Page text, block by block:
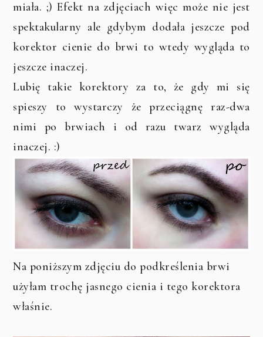
miała. ;) Efekt na zdjęciach więc może nie jest
spektakularny ale gdybym dodała jeszcze pod
korektor cienie do brwi to wtedy wygląda to
jeszcze inaczej.
Lubię takie korektory za to, że gdy mi się
spieszy to wystarczy że przeciągnę raz-dwa
nimi po brwiach i od razu twarz wygląda
inaczej. :)
Na poniższym zdjęciu do podkreślenia brwi
użyłam trochę jasnego cienia i tego korektora
właśnie.